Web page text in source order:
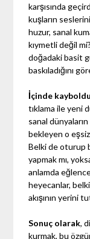
karşısında
kuşların
huzur, sanal
kıymetli değil
doğadaki basit
baskıladığını
İçinde
tıklama ile yeni
sanal
bekleyen o
Belki de oturup
yapmak mı,
anlamda
heyecanlar,
akışının yerini
Sonuç olarak,
kurmak, bu